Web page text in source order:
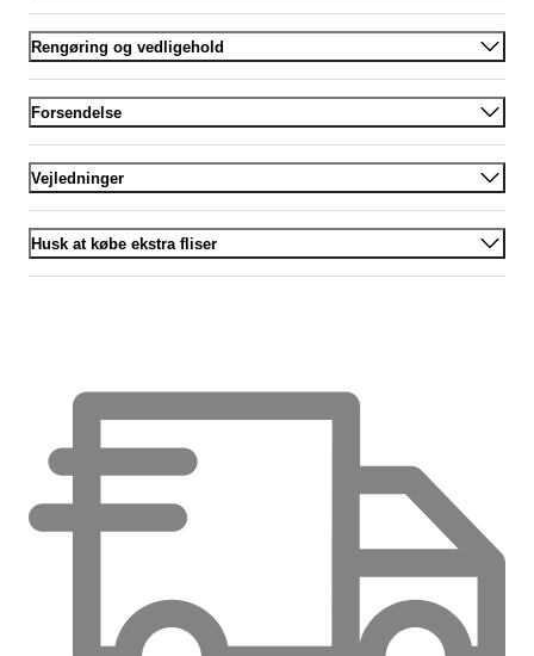
Rengøring og vedligehold
Forsendelse
Vejledninger
Husk at købe ekstra fliser